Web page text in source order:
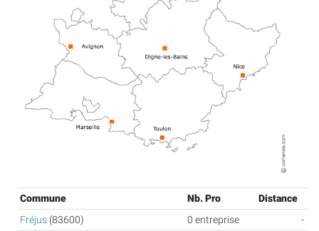
Commune Nb. Pro
Distance
Fréjus (83600) 0 entreprise
-